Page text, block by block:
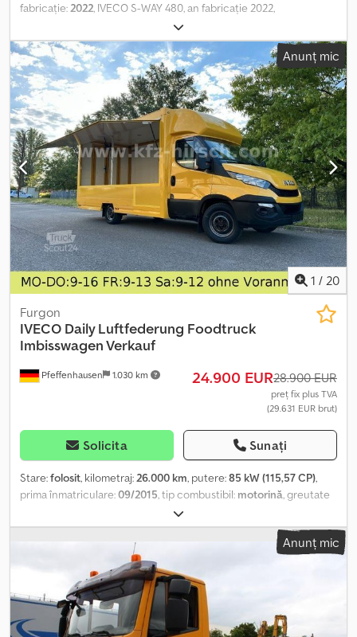
fabricație:2022, IVECO S-WAY 480, an fabricație 2022,
ampatament 4200, kilometraj 570.000, transmisie automată,
retarder, a treia axă ridicabilă, sistem de direcție inteligent,
caroserie de la 6 la 6,60 m, anvelope/70, sistem de navigație,
climatizare statică, pat dublu. Posibilitate de leasing la sediu.
Csdjzq R Hyopfx Ag Ejha
Anunț mic
1 / 20
Pfeffenhausen 1.030 km
Furgon
IVECO Daily Luftfederung Foodtruck
Imbisswagen Verkauf
24.900 EUR28.900 EUR
preț fix plus TVA
(29.631 EUR brut)
Solicita Sunați
Stare:folosit, kilometraj:26.000 km, putere:85 kW (115,57 CP),
prima înmatriculare:09/2015, tip combustibil: motorină, greutate
galben, tip de angrenaj:
de emisii:Euro 6, număr de locuri:2, An de fabricație:2015, Dotări:
ABS, filtru de particule, program electronic de stabilitate (ESP),
închidere centralizată, Foodtruck / Autoutilitară Iveco Daily
HiMatic, 26.000 km Preț de vânzare net: 24.900 € Vehicul de bază:
IVECO DAILY HiMatic Înmatriculare: 09/2015 Kilometraj: 26.000 ITP:
VALABIL Clasă de emisii EURO 5 Transmisie: Automată (8 trepte)
Jante vopsite electrostatic, culoare gri Podea PVC Pentru dotări
Anunț mic